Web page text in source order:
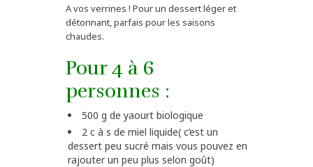
A vos verrines ! Pour un dessert léger et
détonnant, parfais pour les saisons
chaudes.
Pour 4 à 6
personnes :
500 g de yaourt biologique
2 c à s de miel liquide( c’est un
dessert peu sucré mais vous pouvez en
rajouter un peu plus selon goût)